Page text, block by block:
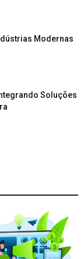
Modernas
Soluções